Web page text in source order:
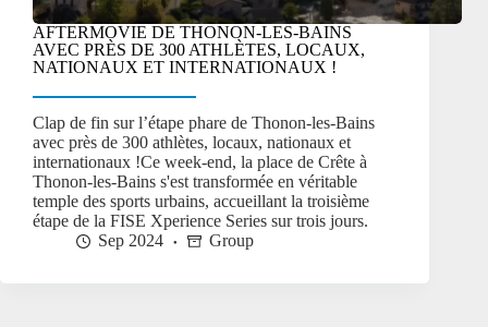
AFTERMOVIE DE THONON-LES-BAINS
AVEC PRÈS DE 300 ATHLÈTES, LOCAUX,
NATIONAUX ET INTERNATIONAUX !
Clap de fin sur l’étape phare de Thonon-les-Bains
avec près de 300 athlètes, locaux, nationaux et
internationaux !Ce week-end, la place de Crête à
Thonon-les-Bains s'est transformée en véritable
temple des sports urbains, accueillant la troisième
étape de la FISE Xperience Series sur trois jours.
Sep 2024
Group